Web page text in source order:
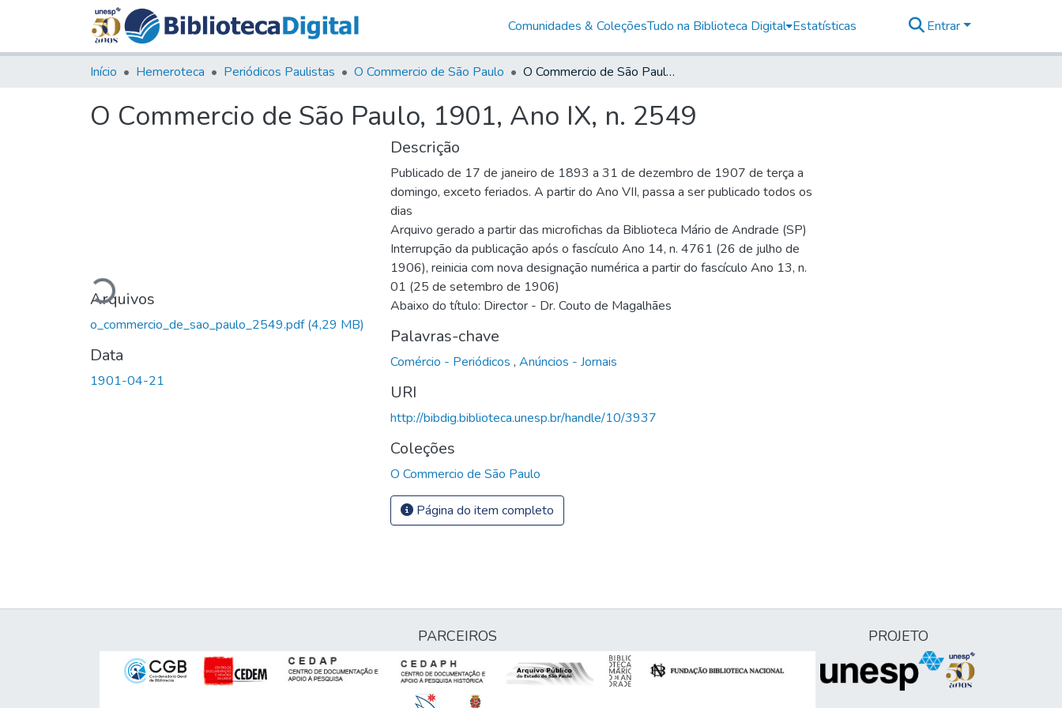
Comunidades & ColeçõesTudo na Biblioteca Digital Estatísticas Entrar
Início Hemeroteca Periódicos Paulistas O Commercio de São Paulo O Commercio de São Paulo, 1901, Ano IX, n. 2549
O Commercio de São Paulo, 1901, Ano IX, n. 2549
Carregando...
Arquivos
o_commercio_de_sao_paulo_2549.pdf(4,29 MB)
Data
1901-04-21
Descrição
Publicado de 17 de janeiro de 1893 a 31 de dezembro de 1907 de terça a
domingo, exceto feriados. A partir do Ano VII, passa a ser publicado todos os
dias
Arquivo gerado a partir das microfichas da Biblioteca Mário de Andrade (SP)
Interrupção da publicação após o fascículo Ano 14, n. 4761 (26 de julho de
1906), reinicia com nova designação numérica a partir do fascículo Ano 13, n.
01 (25 de setembro de 1906)
Abaixo do título: Director - Dr. Couto de Magalhães
Palavras-chave
Comércio - Periódicos , Anúncios - Jornais
URI
http://bibdig.biblioteca.unesp.br/handle/10/3937
Coleções
O Commercio de São Paulo
Página do item completo
PARCEIROS PROJETO